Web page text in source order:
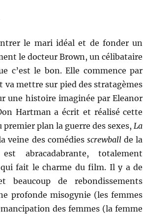
le mari idéal et de fonder un
le docteur Brown, un célibataire
c’est le bon. Elle commence par
mettre sur pied des stratagèmes
une histoire imaginée par Eleanor
Hartman a écrit et réalisé cette
premier plan la guerre des sexes, La
veine des comédiesscrewball de la
abracadabrante, totalement
fait le charme du film. Il y a de
beaucoup de rebondissements
profonde misogynie (les femmes
des femmes (la femme